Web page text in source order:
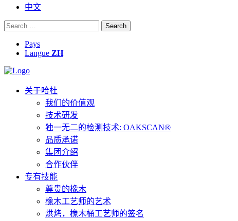
中文
Search
for:
Pays
Langue ZH
关于哈杜
我们的价值观
技术研发
独一无二的检测技术: OAKSCAN®
品质承诺
集团介绍
合作伙伴
专有技能
尊贵的橡木
橡木工艺师的艺术
烘烤，橡木桶工艺师的签名